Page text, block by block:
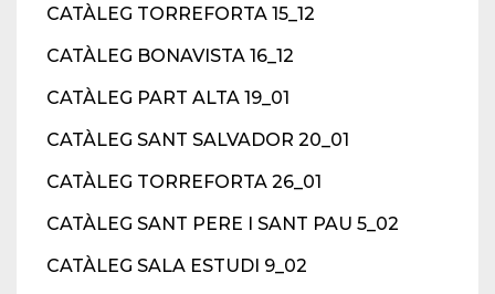
CATÀLEG TORREFORTA 15_12
CATÀLEG BONAVISTA 16_12
CATÀLEG PART ALTA 19_01
CATÀLEG SANT SALVADOR 20_01
CATÀLEG TORREFORTA 26_01
CATÀLEG SANT PERE I SANT PAU 5_02
CATÀLEG SALA ESTUDI 9_02